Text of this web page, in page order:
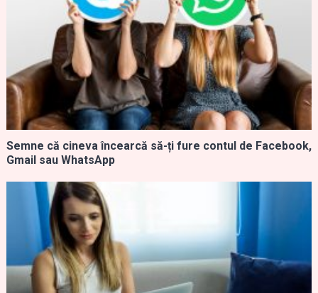
Semne că cineva încearcă să-ți fure contul de Facebook,
Gmail sau WhatsApp